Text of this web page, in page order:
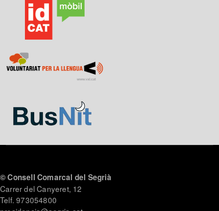
© Consell Comarcal del Segrià
Carrer del Canyeret, 12
Telf. 973054800